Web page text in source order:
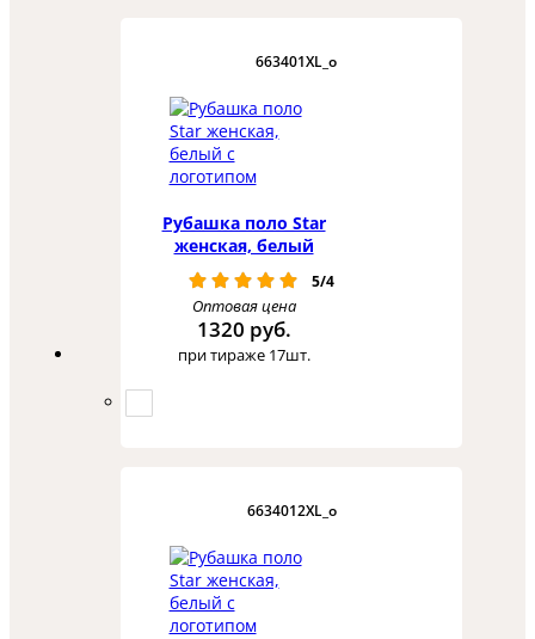
663401XL_o
Рубашка поло Star
женская, белый
5/4
Оптовая цена
1320 руб.
при тираже 17шт.
6634012XL_o